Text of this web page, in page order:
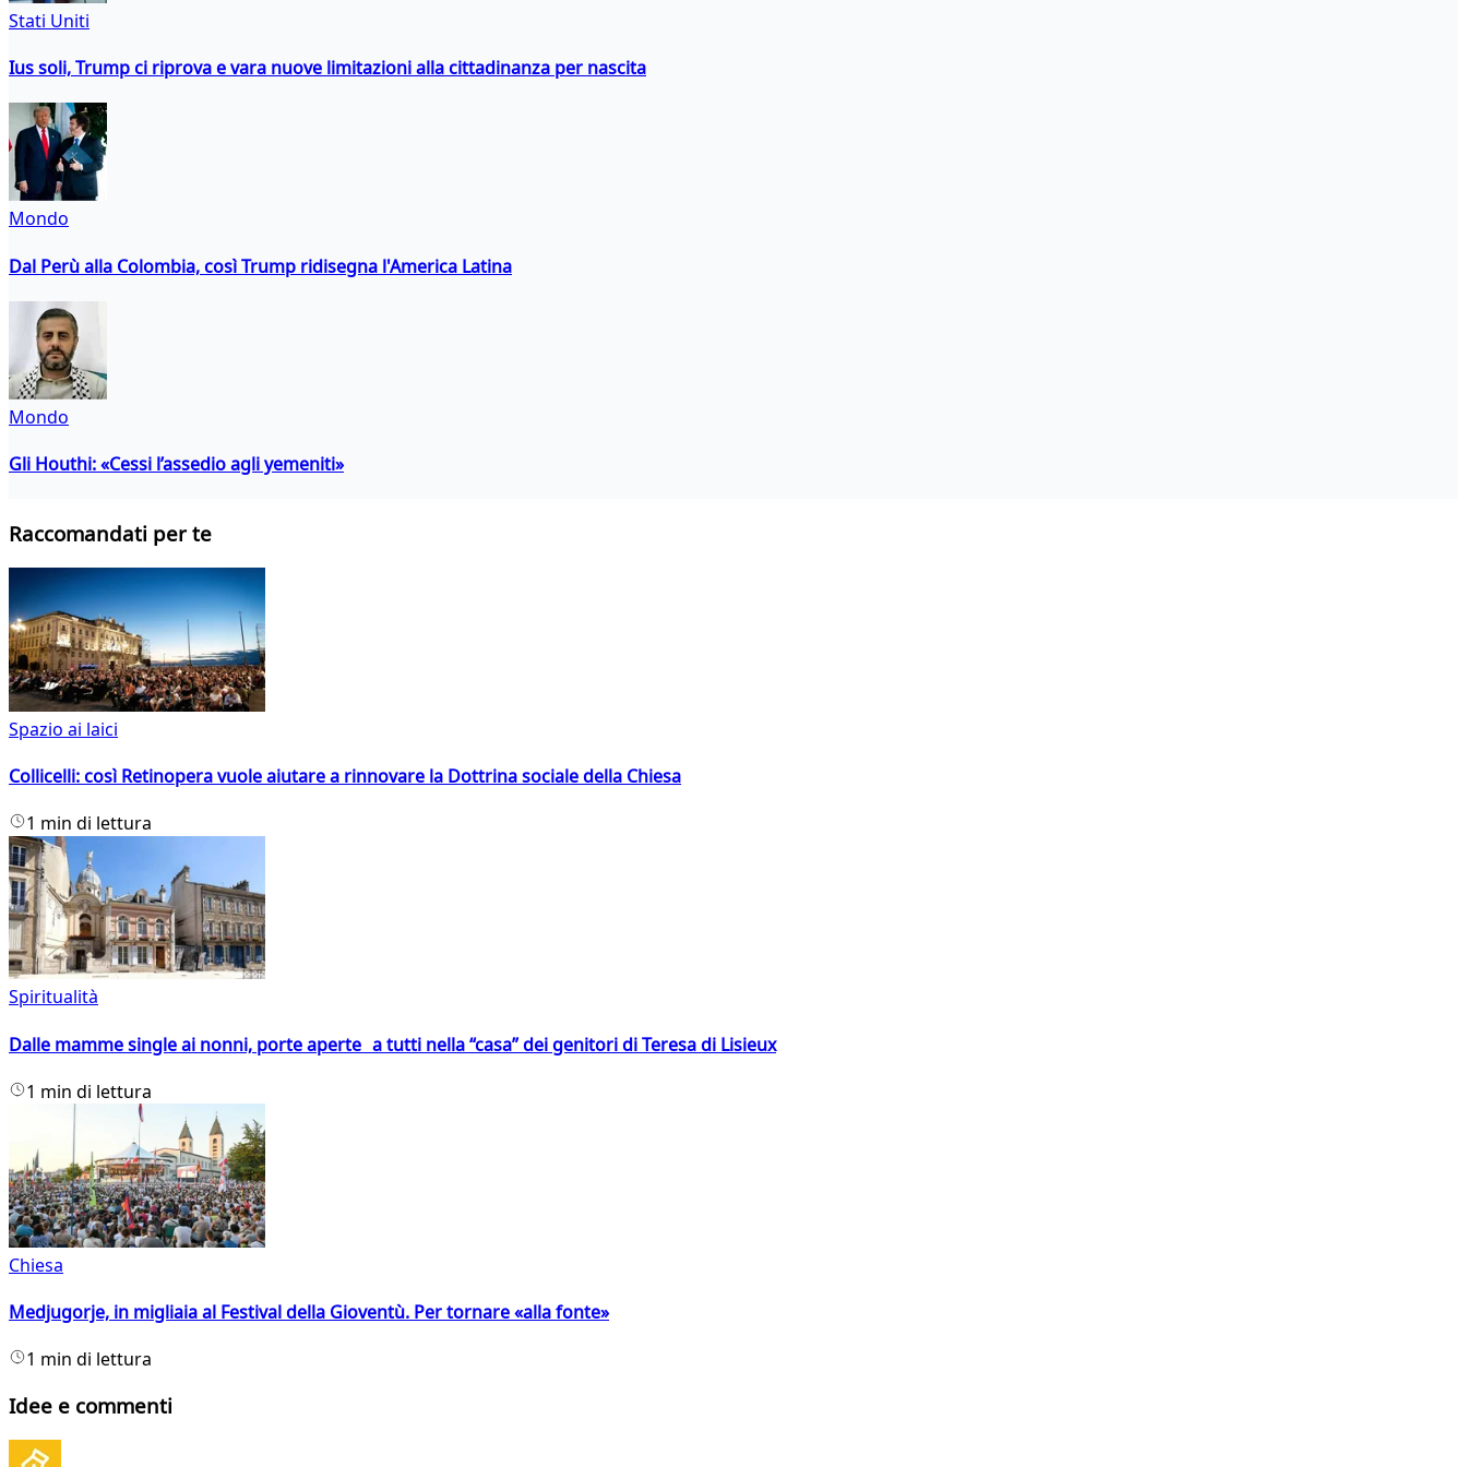
Stati Uniti
Ius soli, Trump ci riprova e vara nuove limitazioni alla cittadinanza per nascita
Mondo
Dal Perù alla Colombia, così Trump ridisegna l'America Latina
Mondo
Gli Houthi: «Cessi l’assedio agli yemeniti»
Raccomandati per te
Spazio ai laici
Collicelli: così Retinopera vuole aiutare a rinnovare la Dottrina sociale della Chiesa
1 min di lettura
Spiritualità
Dalle mamme single ai nonni, porte aperte a tutti nella “casa” dei genitori di Teresa di Lisieux
1 min di lettura
Chiesa
Medjugorje, in migliaia al Festival della Gioventù. Per tornare «alla fonte»
1 min di lettura
Idee e commenti